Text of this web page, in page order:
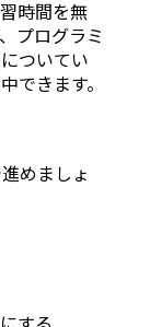
時間を無
プログラミ
ついてい
できます。
めましょ